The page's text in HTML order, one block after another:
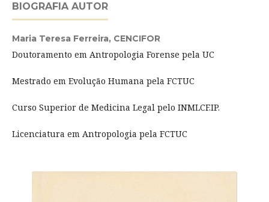
BIOGRAFIA AUTOR
Maria Teresa Ferreira, CENCIFOR
Doutoramento em Antropologia Forense pela UC
Mestrado em Evolução Humana pela FCTUC
Curso Superior de Medicina Legal pelo INMLCF.IP.
Licenciatura em Antropologia pela FCTUC